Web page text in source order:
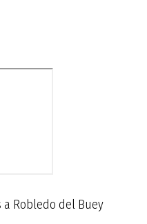
a Robledo del Buey